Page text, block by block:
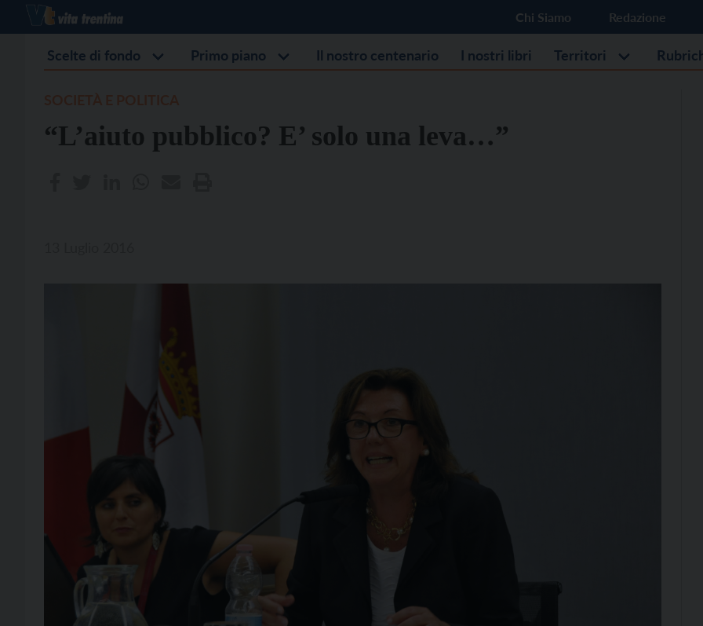
Chi Siamo Redazione
Scelte di fondo Primo piano Il nostro centenario I nostri libri Territori
“L’aiuto pubblico? E’ solo una leva…”